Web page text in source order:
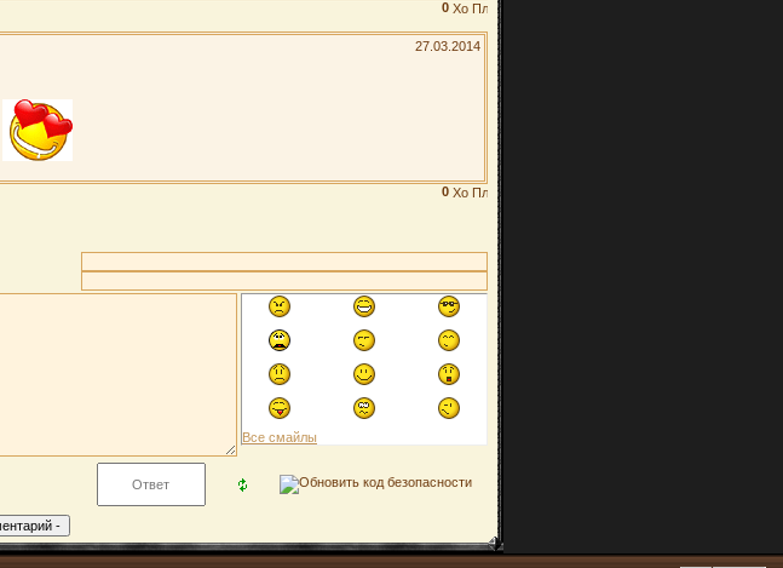
0
27.03.2014
0
Все смайлы